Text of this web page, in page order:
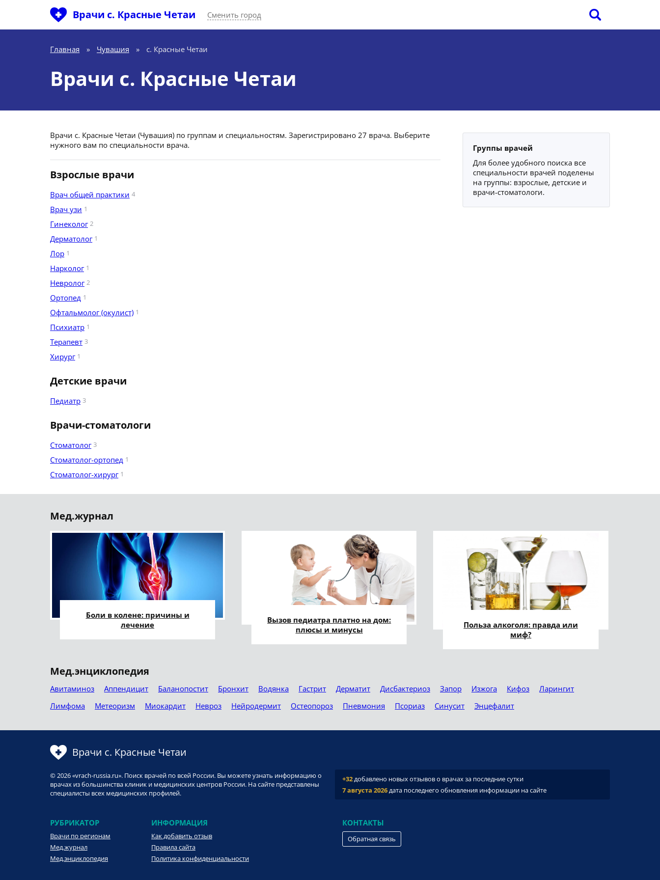
Врачи с. Красные Четаи Сменить город
Главная » Чувашия » с. Красные Четаи
Врачи с. Красные Четаи
Врачи с. Красные Четаи (Чувашия) по группам и специальностям. Зарегистрировано 27 врача. Выберите
нужного вам по специальности врача.
Взрослые врачи
Врач общей практики 4
Врач узи 1
Гинеколог 2
Дерматолог 1
Лор 1
Нарколог 1
Невролог 2
Ортопед 1
Офтальмолог (окулист) 1
Психиатр 1
Терапевт 3
Хирург 1
Детские врачи
Педиатр 3
Врачи-стоматологи
Стоматолог 3
Стоматолог-ортопед 1
Стоматолог-хирург 1
Группы врачей
Для более удобного поиска все
специальности врачей поделены
на группы: взрослые, детские и
врачи-стоматологи.
Мед.журнал
Боли в колене: причины и
лечение
Вызов педиатра платно на дом:
плюсы и минусы
Польза алкоголя: правда или
миф?
Мед.энциклопедия
Авитаминоз Аппендицит Баланопостит Бронхит Водянка Гастрит Дерматит Дисбактериоз Запор Изжога Кифоз
Ларингит
Лимфома
Метеоризм Миокардит Невроз Нейродермит Остеопороз Пневмония Псориаз Синусит Энцефалит
Врачи с. Красные Четаи
© 2026 «vrach-russia.ru». Поиск врачей по всей России. Вы можете узнать информацию о
врачах из большинства клиник и медицинских центров России. На сайте представлены
специалисты всех медицинских профилей.
+32добавлено новых отзывов о врачах за последние сутки
7 августа 2026дата последнего обновления информации на сайте
РУБРИКАТОР
Врачи по регионам
Мед.журнал
Мед.энциклопедия
ИНФОРМАЦИЯ
Как добавить отзыв
Правила сайта
Политика конфиденциальности
КОНТАКТЫ
Обратная связь